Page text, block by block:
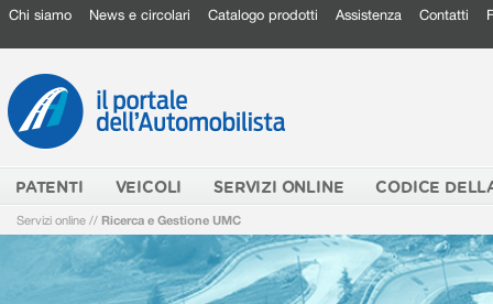
Chi siamo News e circolari Catalogo prodotti Assistenza Contatti
PATENTI VEICOLI SERVIZI ONLINE CODICE
Servizi online // Ricerca e Gestione UMC